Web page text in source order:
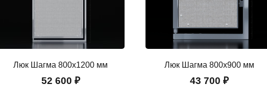
Люк Шагма 800x1200 мм
52 600 ₽
Люк Шагма 800x900 мм
43 700 ₽